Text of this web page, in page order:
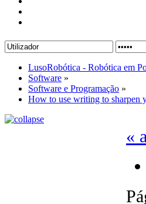
LusoRobótica - Robótica em
Software »
Software e Programação »
How to use writing to sharpen
«